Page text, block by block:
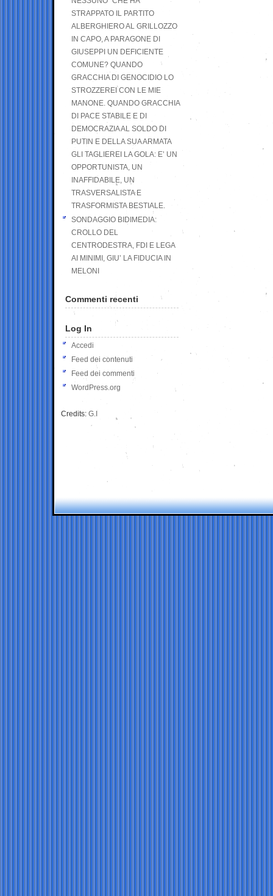
STRAPPATO IL PARTITO
ALBERGHIERO AL GRILLOZZO
IN CAPO, A PARAGONE DI
GIUSEPPI UN DEFICIENTE
COMUNE? QUANDO
GRACCHIA DI GENOCIDIO LO
STROZZEREI CON LE MIE
MANONE. QUANDO GRACCHIA
DI PACE STABILE E DI
DEMOCRAZIA AL SOLDO DI
PUTIN E DELLA SUA ARMATA
GLI TAGLIEREI LA GOLA: E’ UN
OPPORTUNISTA, UN
INAFFIDABILE, UN
TRASVERSALISTA E
TRASFORMISTA BESTIALE.
SONDAGGIO BIDIMEDIA:
CROLLO DEL
CENTRODESTRA, FDI E LEGA
AI MINIMI, GIU’ LA FIDUCIA IN
MELONI
Commenti recenti
Log In
Accedi
Feed dei contenuti
Feed dei commenti
WordPress.org
Credits: G.I